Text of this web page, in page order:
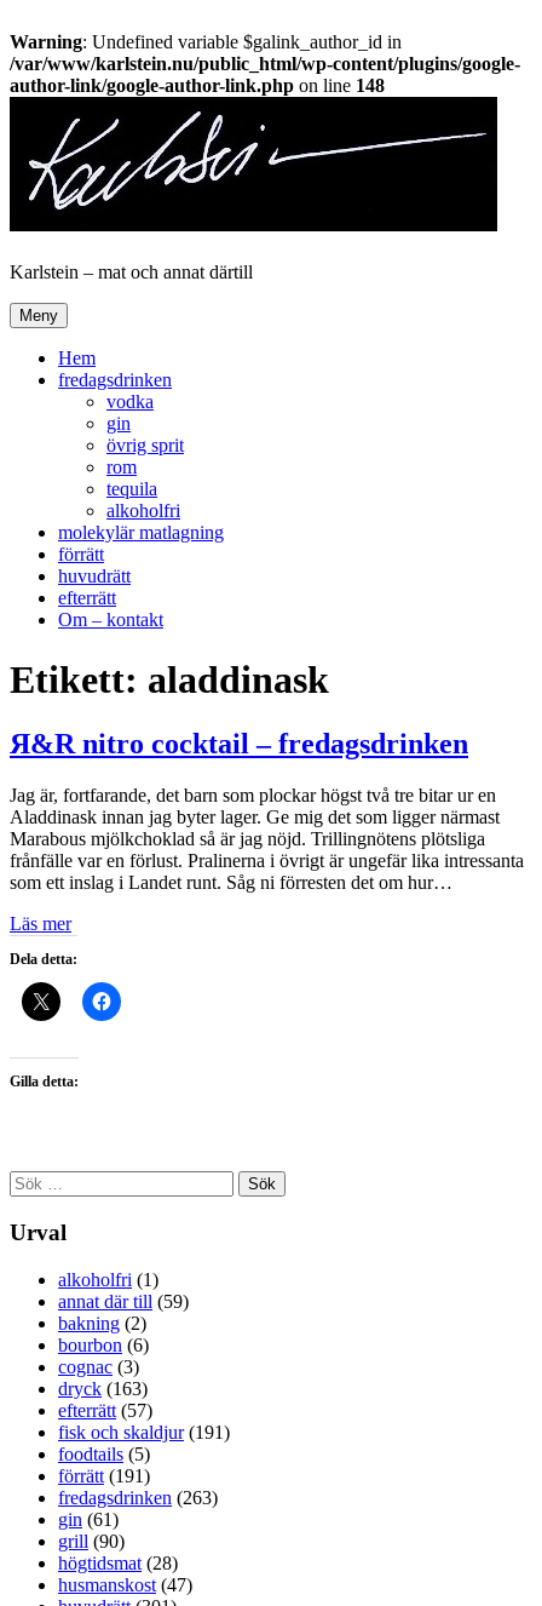
Warning: Undefined variable $galink_author_id in
/var/www/karlstein.nu/public_html/wp-content/plugins/google-
author-link/google-author-link.php on line 148
innehåll
Karlstein – mat och annat därtill
Meny
Hem
fredagsdrinken
vodka
gin
övrig sprit
rom
tequila
alkoholfri
molekylär matlagning
förrätt
huvudrätt
efterrätt
Om – kontakt
Etikett: aladdinask
Я&R nitro cocktail – fredagsdrinken
Jag är, fortfarande, det barn som plockar högst två tre bitar ur en
Aladdinask innan jag byter lager. Ge mig det som ligger närmast
Marabous mjölkchoklad så är jag nöjd. Trillingnötens plötsliga
frånfälle var en förlust. Pralinerna i övrigt är ungefär lika intressanta
som ett inslag i Landet runt. Såg ni förresten det om hur…
Läs mer
Dela detta:
Gilla detta:
Sök
efter:
Urval
alkoholfri (1)
annat där till (59)
bakning (2)
bourbon (6)
cognac (3)
dryck (163)
efterrätt (57)
fisk och skaldjur(191)
foodtails (5)
förrätt (191)
fredagsdrinken (263)
gin (61)
grill (90)
högtidsmat (28)
husmanskost (47)